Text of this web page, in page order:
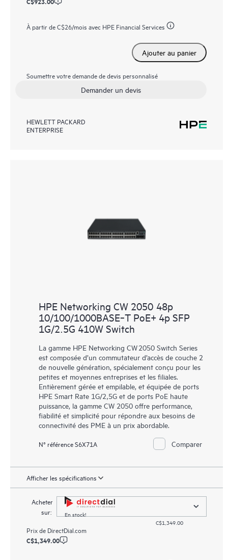
À partir deC$26/mois avec HPE Financial Services
Ajouter au panier
Soumettre votre demande de devis personnalisé
Demander un devis
HEWLETT PACKARD
ENTERPRISE
HPE Networking CW 2050 48p
10/100/1000BASE‑T PoE+ 4p SFP
1G/2.5G 410W Switch
La gamme HPE Networking CW 2050 Switch Series
est composée d’un commutateur d’accès de couche 2
de nouvelle génération, spécialement conçu pour les
petites et moyennes entreprises et les filiales.
Entièrement gérée et empilable, et équipée de ports
HPE Smart Rate 1G/2,5G et de ports PoE haute
puissance, la gamme CW 2050 offre performance,
fiabilité et simplicité pour répondre aux besoins de
connectivité des PME à un prix abordable.
N° référence S6X71A Comparer
Afficher les spécifications
Acheter
sur:
En stock!
C$1,349.00
Prix de DirectDial.com
C$1,349.00